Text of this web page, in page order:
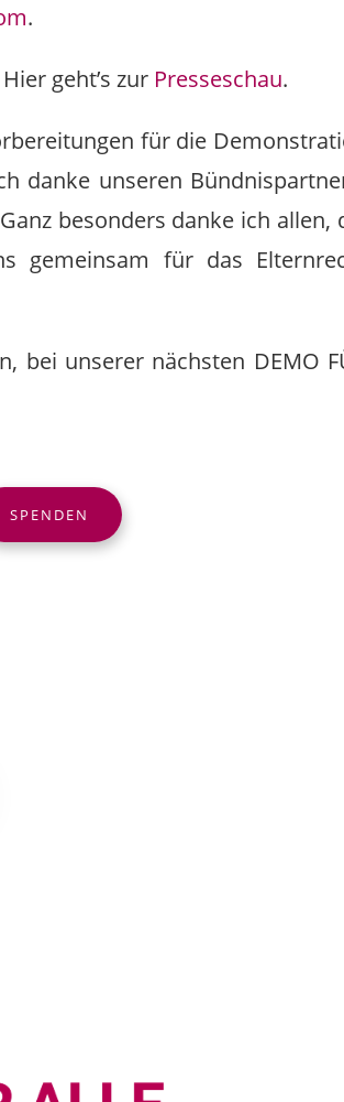
.
geht’s zur Presseschau.
für die
danke unseren
besonders danke ich allen,
gemeinsam für das
bei unserer nächsten DEMO
SPENDEN